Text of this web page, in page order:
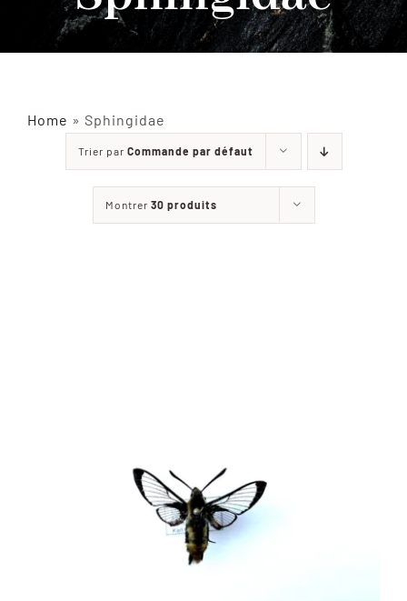
INSECTES NATURALISÉS
MATÉRIELS
Home » Sphingidae
Trier par Commande par défaut
Montrer 30 produits